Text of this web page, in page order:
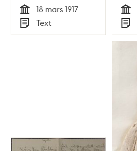
Tid
18 mars 1917
Typ
Text Tid
Typ